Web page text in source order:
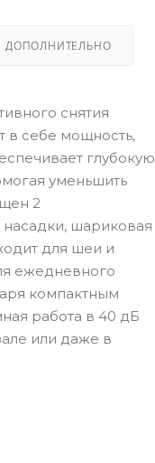
ДОПОЛНИТЕЛЬНО
снятия
в себе мощность,
глубокую
уменьшить
2
шариковая
для шеи и
ежедневного
компактным
работа в 40 дБ
или даже в